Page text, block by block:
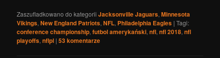
Zaszufladkowano do kategorii Jacksonville Jaguars,Minnesota
Vikings,New England Patriots,NFL, Philadelphia Eagles |Tagi:
conference championship,futbol amerykański,nfl,nfl 2018,nfl
playoffs,nflpl |53komentarze